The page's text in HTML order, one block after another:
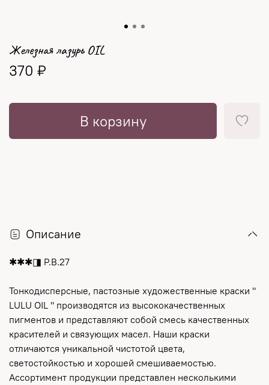
Железная лазурь OIL
370 ₽
В корзину
Описание
✱✱✱◨ P.B.27
Тонкодисперсные, пастозные художественные краски "
LULU OIL " производятся из высококачественных
пигментов и представляют собой смесь качественных
красителей и связующих масел. Наши краски
отличаются уникальной чистотой цвета,
светостойкостью и хорошей смешиваемостью.
Ассортимент продукции представлен несколькими